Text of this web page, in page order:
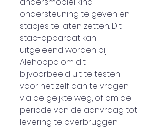
ondersteuning te geven en
stapjes te laten zetten. Dit
stap-apparaat kan
uitgeleend worden bij
Alehoppa om dit
bijvoorbeeld uit te testen
voor het zelf aan te vragen
via de geijkte weg, of om de
periode van de aanvraag tot
levering te overbruggen.